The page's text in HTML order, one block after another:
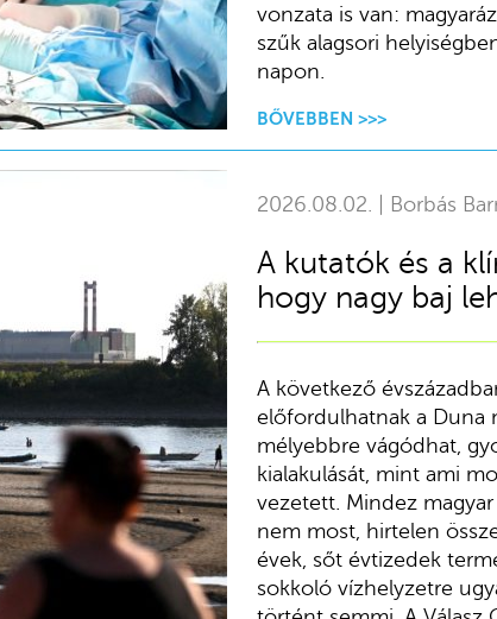
vonzata is van:
szűk alagsori
napon.
BŐVEBBEN >>>
2026.08.02. | Borbás
A kutatók és a
hogy nagy baj
A következő
előfordulhatnak a Duna
mélyebbre vágódhat,
kialakulását, mint ami
vezetett. Mindez
nem most, hirtelen
évek, sőt évtizedek
sokkoló vízhelyzetre